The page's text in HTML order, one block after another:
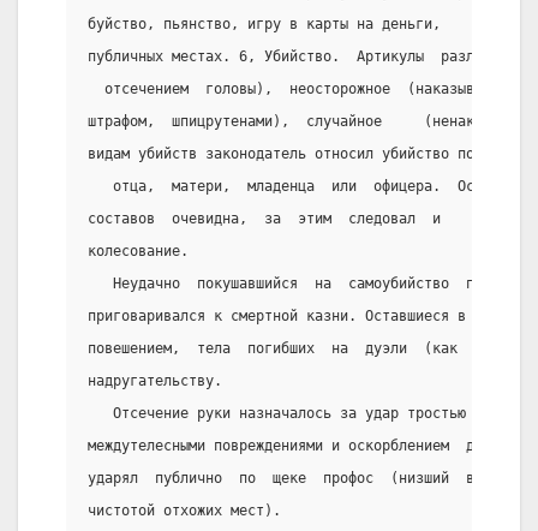
буйство, пьянство, игру в карты на деньги,     драки
публичных местах. 6, Убийство.  Артикулы  различали
отсечением  головы),  неосторожное  (наказываемое
штрафом,  шпицрутенами),  случайное
видам убийств законодатель относил убийство по
отца,  матери,  младенца  или  офицера.  Особая
составов  очевидна,  за  этим  следовал  и
колесование.
Неудачно  покушавшийся  на  самоубийство  после
приговаривался к смертной казни. Оставшиеся в  живых
повешением,  тела  погибших  на  дуэли  (как   и
надругательству.
Отсечение руки назначалось за удар тростью
междутелесными повреждениями и оскорблением
ударял  публично  по  щеке  профос  (низший
чистотой отхожих мест).